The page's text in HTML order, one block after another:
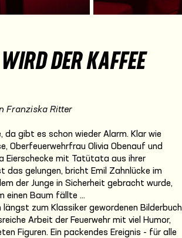
DER KAFFEE
Franziska Ritter
da gibt es schon wieder Alarm. Klar wie
Oberfeuerwehrfrau Olivia Obenauf und
Eierschecke mit Tatütata aus ihrer
das gelungen, bricht Emil Zahnlücke im
der Junge in Sicherheit gebracht wurde,
einen Baum fällte ...
zum Klassiker gewordenen Bilderbuch
Arbeit der Feuerwehr mit viel Humor,
Figuren. Ein packendes Ereignis - für alle